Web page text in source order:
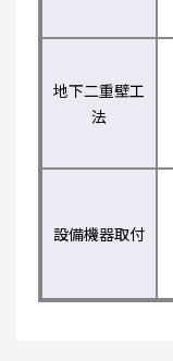
地下二重壁工
法
設備機器取付